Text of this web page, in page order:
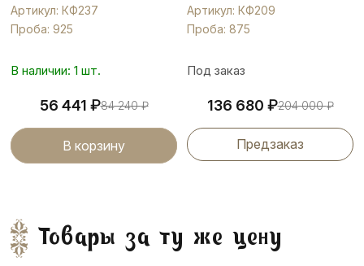
Артикул: КФ237
Проба: 925
В наличии: 1 шт.
56 441 ₽84 240₽
В корзину
Артикул: КФ209
Проба: 875
Под заказ
136 680 ₽204 000₽
Предзаказ
Товары за ту же цену